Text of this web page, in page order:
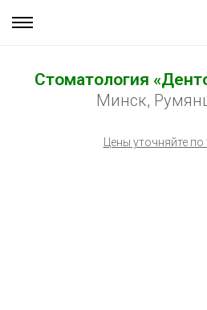
Стоматология
Минск,
Цены уточняйте